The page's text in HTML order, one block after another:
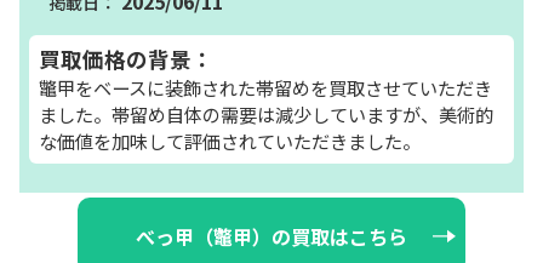
買取価格の背景：
鼈甲をベースに装飾された帯留めを買取させていただき
ました。帯留め自体の需要は減少していますが、美術的
な価値を加味して評価されていただきました。
べっ甲（鼈甲）の買取はこちら